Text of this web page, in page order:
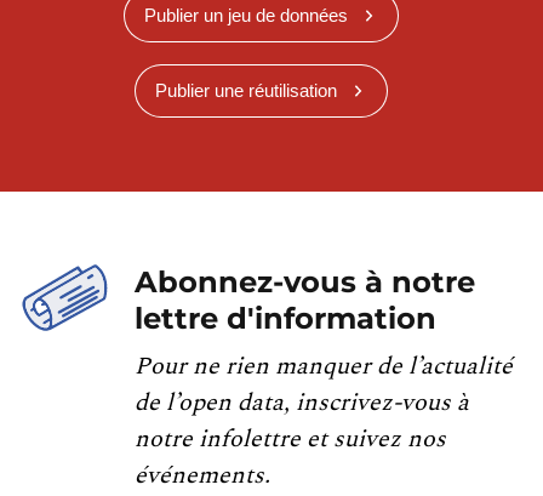
Publier un jeu de données
Publier une réutilisation
Abonnez-vous à notre
lettre d'information
Pour ne rien manquer de l’actualité
de l’open data, inscrivez-vous à
notre infolettre et suivez nos
événements.